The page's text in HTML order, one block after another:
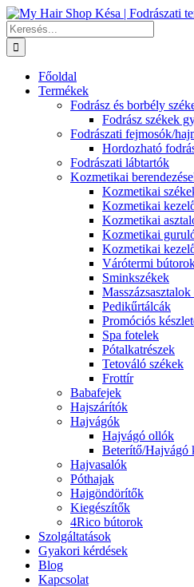
Kihagyás
Keresés...
Főoldal
Termékek
Fodrász és borbély
Fodrász székek
Fodrászati fejmosók/
Hordozható
Fodrászati lábtartók
Kozmetikai
Kozmetikai
Kozmetikai
Kozmetikai
Kozmetikai
Kozmetikai
Várótermi
Sminkszékek
Pedikűrtálcák
Promóciós
Spa fotelek
Pótalkatrészek
Tetováló székek
Frottír
Babafejek
Hajszárítók
Hajvágók
Hajvágó ollók
Beterítő/Hajvágó
Hajvasalók
Póthajak
Hajgöndörítők
Kiegészítők
4Rico bútorok
Szolgáltatások
Gyakori kérdések
Blog
Kapcsolat